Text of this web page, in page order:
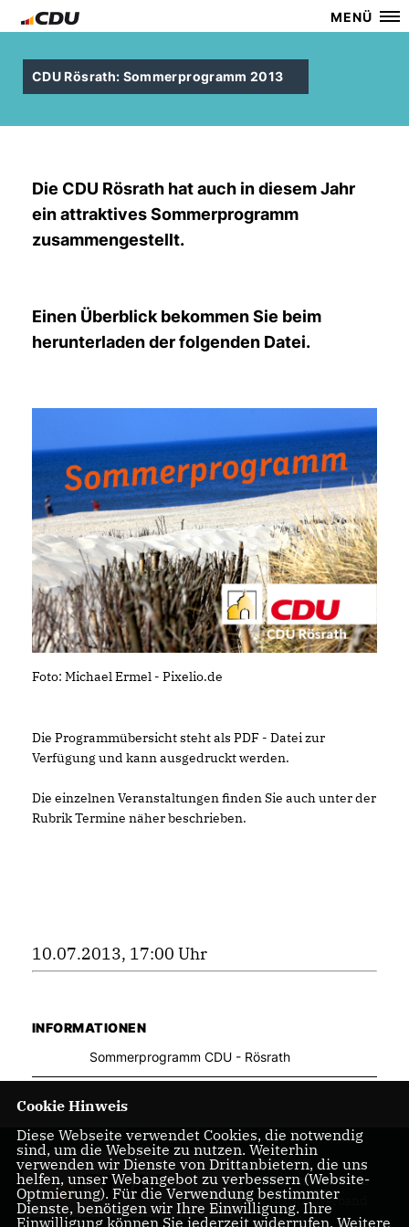
MENÜ
CDU Rösrath: Sommerprogramm 2013
Die CDU Rösrath hat auch in diesem Jahr
ein attraktives Sommerprogramm
zusammengestellt.
Einen Überblick bekommen Sie beim
herunterladen der folgenden Datei.
Foto: Michael Ermel - Pixelio.de
Die Programmübersicht steht als PDF - Datei zur
Verfügung und kann ausgedruckt werden.
Die einzelnen Veranstaltungen finden Sie auch unter der
Rubrik Termine näher beschrieben.
10.07.2013, 17:00 Uhr
INFORMATIONEN
Sommerprogramm CDU - Rösrath
Herzlich
Willkommen beim
CDU Stadtverband
Rösrath
Cookie Hinweis
Diese Webseite verwendet Cookies, die notwendig
sind, um die Webseite zu nutzen. Weiterhin
verwenden wir Dienste von Drittanbietern, die uns
helfen, unser Webangebot zu verbessern (Website-
Optmierung). Für die Verwendung bestimmter
Dienste, benötigen wir Ihre Einwilligung. Ihre
Einwilligung können Sie jederzeit widerrufen. Weitere